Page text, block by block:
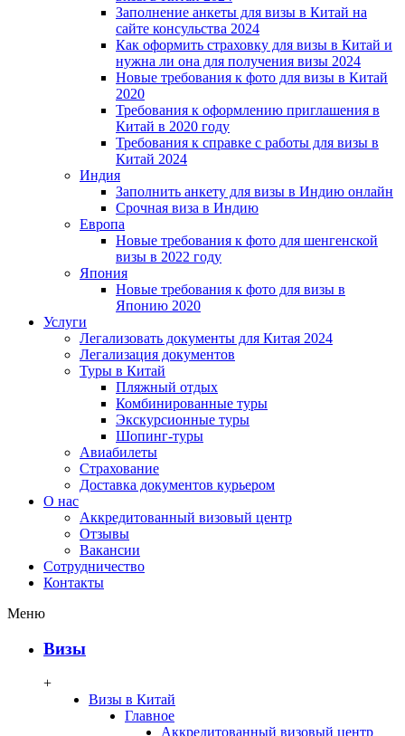
Заполнение анкеты для визы в Китай на
сайте консульства 2024
Как оформить страховку для визы в Китай и
нужна ли она для получения визы 2024
Новые требования к фото для визы в Китай
2020
Требования к оформлению приглашения в
Китай в 2020 году
Требования к справке с работы для визы в
Китай 2024
Индия
Заполнить анкету для визы в Индию онлайн
Срочная виза в Индию
Европа
Новые требования к фото для шенгенской
визы в 2022 году
Япония
Новые требования к фото для визы в
Японию 2020
Услуги
Легализовать документы для Китая 2024
Легализация документов
Туры в Китай
Пляжный отдых
Комбинированные туры
Экскурсионные туры
Шопинг-туры
Авиабилеты
Страхование
Доставка документов курьером
О нас
Аккредитованный визовый центр
Отзывы
Вакансии
Сотрудничество
Контакты
Меню
Визы
+
Визы в Китай
Главное
Аккредитованный визовый центр